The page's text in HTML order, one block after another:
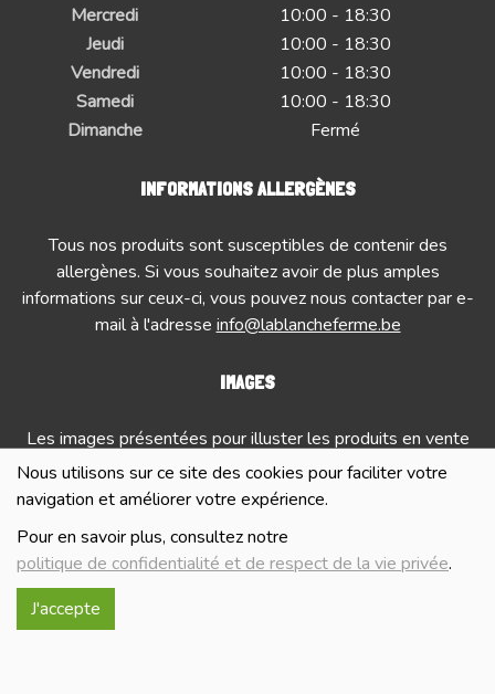
Nous utilisons sur ce site des cookies pour faciliter votre
navigation et améliorer votre expérience.
Pour en savoir plus, consultez notre
politique de confidentialité et de respect de la vie privée.
J'accepte
Mercredi
10:00 - 18:30
Jeudi
10:00 - 18:30
Vendredi
10:00 - 18:30
Samedi
10:00 - 18:30
Dimanche
Fermé
INFORMATIONS ALLERGÈNES
Tous nos produits sont susceptibles de contenir des
allergènes. Si vous souhaitez avoir de plus amples
informations sur ceux-ci, vous pouvez nous contacter par e-
mail à l'adresse info@lablancheferme.be
IMAGES
Les images présentées pour illuster les produits en vente
sur ce site ne sont pas contractuelles.
NOUS CONTACTER